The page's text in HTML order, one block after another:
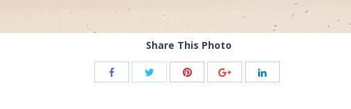
Share This Photo